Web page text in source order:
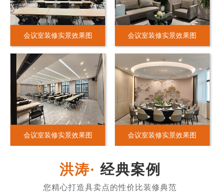
会议室装修实景效果图 会议室装修实景效果图
会议室装修实景效果图 会议室装修实景效果图
经典案例